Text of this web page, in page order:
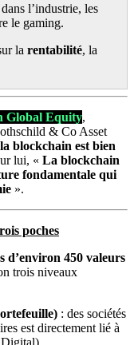
dans l’industrie, les
le gaming.
la rentabilité, la
Global Equity,
& Co Asset
blockchain est bien
lui, « La blockchain
fondamentale qui
».
poches
d’environ 450 valeurs
trois niveaux
: des sociétés
est directement lié à